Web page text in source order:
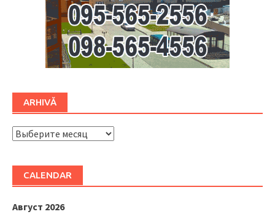
ARHIVĂ
ARHIVĂ
CALENDAR
Август 2026